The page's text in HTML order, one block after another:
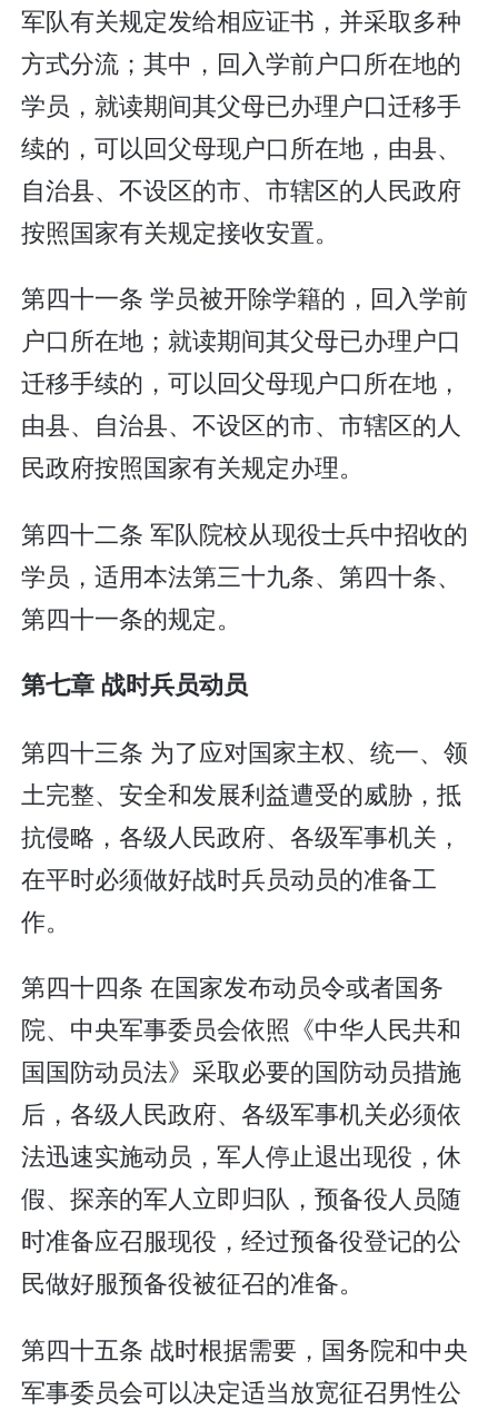
军队有关规定发给相应证书，并采取多种
方式分流；其中，回入学前户口所在地的
学员，就读期间其父母已办理户口迁移手
续的，可以回父母现户口所在地，由县、
自治县、不设区的市、市辖区的人民政府
按照国家有关规定接收安置。
第四十一条 学员被开除学籍的，回入学前
户口所在地；就读期间其父母已办理户口
迁移手续的，可以回父母现户口所在地，
由县、自治县、不设区的市、市辖区的人
民政府按照国家有关规定办理。
第四十二条 军队院校从现役士兵中招收的
学员，适用本法第三十九条、第四十条、
第四十一条的规定。
第七章 战时兵员动员
第四十三条 为了应对国家主权、统一、领
土完整、安全和发展利益遭受的威胁，抵
抗侵略，各级人民政府、各级军事机关，
在平时必须做好战时兵员动员的准备工
作。
第四十四条 在国家发布动员令或者国务
院、中央军事委员会依照《中华人民共和
国国防动员法》采取必要的国防动员措施
后，各级人民政府、各级军事机关必须依
法迅速实施动员，军人停止退出现役，休
假、探亲的军人立即归队，预备役人员随
时准备应召服现役，经过预备役登记的公
民做好服预备役被征召的准备。
第四十五条 战时根据需要，国务院和中央
军事委员会可以决定适当放宽征召男性公